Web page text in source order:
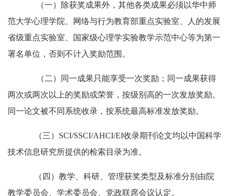
（一）除获奖成果外，其他各类成果必须以华中师
范大学心理学院、网络与行为教育部重点实验室、人的发展
省级重点实验室、国家级心理学实验教学示范中心等为第一
署名单位，否则不计入奖励范围。
（二）同一成果只能享受一次奖励；同一成果获得
两次或两次以上的奖励或荣誉，按级别高的一次发放奖励。
同一论文被不同系统收录，按系统最高标准发放奖励。
（三） SCI/SSCI/AHCI/EI收录期刊论文均以中国科学
技术信息研究所提供的检索目录为准。
（四）教学、科研、管理获奖类型及标准分别由院
教学委员会、学术委员会、党政联席会议认定。